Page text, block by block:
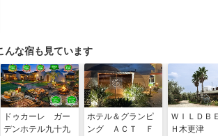
んな宿も見ています
ドゥカーレ ガー
デンホテル九十九
ホテル＆グランピ
ング ＡＣＴ Ｆ
ＷＩＬＤＢ
Ｈ木更津